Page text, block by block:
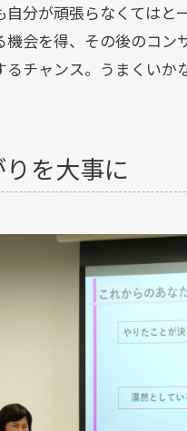
分が頑張らなくてはと
会を得、その後のコン
るチャンス。うまくい
を大事に